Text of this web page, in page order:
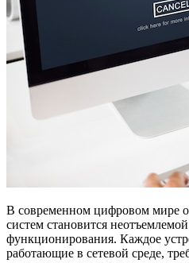
В современном цифровом мире
систем становится
функционирования. Каждое
работающие в сетевой среде,